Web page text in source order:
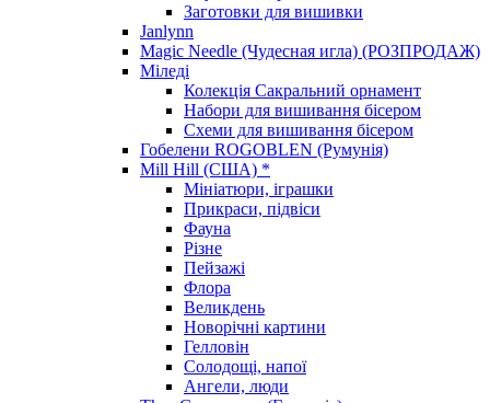
Заготовки для вишивки
Janlynn
Magic Needle (Чудесная игла) (РОЗПРОДАЖ)
Міледі
Колекція Сакральний орнамент
Набори для вишивання бісером
Схеми для вишивання бісером
Гобелени ROGOBLEN (Румунія)
Mill Hill (США) *
Мініатюри, іграшки
Прикраси, підвіси
Фауна
Різне
Пейзажі
Флора
Великдень
Новорічні картини
Гелловін
Солодощі, напої
Ангели, люди